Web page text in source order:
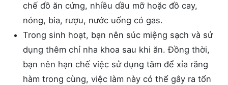
chế đồ ăn cứng, nhiều dầu mỡ hoặc đồ cay,
nóng, bia, rượu, nước uống có gas.
Trong sinh hoạt, bạn nên súc miệng sạch và sử
dụng thêm chỉ nha khoa sau khi ăn. Đồng thời,
bạn nên hạn chế việc sử dụng tăm để xỉa răng
hàm trong cùng, việc làm này có thể gây ra tổn